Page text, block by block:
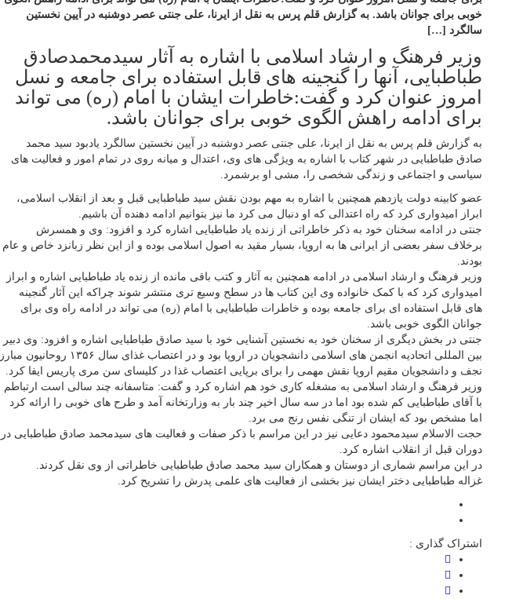
خوبی برای جوانان باشد. به گزارش قلم پرس به نقل از ایرنا، علی جنتی عصر دوشنبه در آیین نخستین
سالگرد […]
وزیر فرهنگ و ارشاد اسلامی با اشاره به آثار سیدمحمدصادق
طباطبایی، آنها را گنجینه های قابل استفاده برای جامعه و نسل
امروز عنوان کرد و گفت:خاطرات ایشان با امام (ره) می تواند
برای ادامه راهش الگوی خوبی برای جوانان باشد.
به گزارش قلم پرس به نقل از ایرنا، علی جنتی عصر دوشنبه در آیین نخستین سالگرد یادبود سید محمد
صادق طباطبایی در شهر کتاب با اشاره به ویژگی های وی، اعتدال و میانه روی در تمام امور و فعالیت های
سیاسی و اجتماعی و زندگی شخصی را، مشی او برشمرد.
عضو کابینه دولت یازدهم همچنین با اشاره به مهم بودن نقش سید طباطبایی قبل و بعد از انقلاب اسلامی،
ابراز امیدواری کرد که راه اعتدالی که او دنبال می کرد ما نیز بتوانیم ادامه دهنده آن باشیم.
جنتی در ادامه سخنان خود به ذکر خاطراتی از زنده یاد طباطبایی اشاره کرد و افزود: وی و همسرش
برخلاف سفر بعضی از ایرانی ها به اروپا، بسیار مقید به اصول اسلامی بوده و از این نظر زبانزد خاص و عام
بودند.
وزیر فرهنگ و ارشاد اسلامی در ادامه همچنین به آثار و کتب باقی مانده از زنده یاد طباطبایی اشاره و ابراز
امیدواری کرد که با کمک خانواده وی این کتاب ها در سطح وسیع تری منتشر شوند چراکه این آثار گنجینه
های قابل استفاده ای برای جامعه بوده و خاطرات طباطبایی با امام (ره) می تواند در ادامه راه وی برای
جوانان الگوی خوبی باشد.
جنتی در بخش دیگری از سخنان خود به نخستین آشنایی خود با سید صادق طباطبایی اشاره و افزود: وی دبیر
بین المللی اتحادیه انجمن های اسلامی دانشجویان در اروپا بود و در اعتصاب غذای سال ۱۳۵۶ روحانیون مبارز
نجف و دانشجویان مقیم اروپا نقش مهمی را برای برپایی اعتصاب غذا در کلیسای سن مری پاریس ایفا کرد.
وزیر فرهنگ و ارشاد اسلامی به مشغله کاری خود هم اشاره کرد و گفت: متاسفانه چند سالی است ارتباطم
با آقای طباطبایی کم شده بود اما در سه سال اخیر چند بار به وزارتخانه آمد و طرح های خوبی را ارائه کرد
اما مشخص بود که ایشان از تنگی نفس رنج می برد.
حجت الاسلام سیدمحمود دعایی نیز در این مراسم با ذکر صفات و فعالیت های سیدمحمد صادق طباطبایی در
دوران قبل از انقلاب اشاره کرد.
در این مراسم شماری از دوستان و همکاران سید محمد صادق طباطبایی خاطراتی از وی نقل کردند.
غزاله طباطبایی دختر ایشان نیز بخشی از فعالیت های علمی پدرش را تشریح کرد.
اشتراک گذاری :